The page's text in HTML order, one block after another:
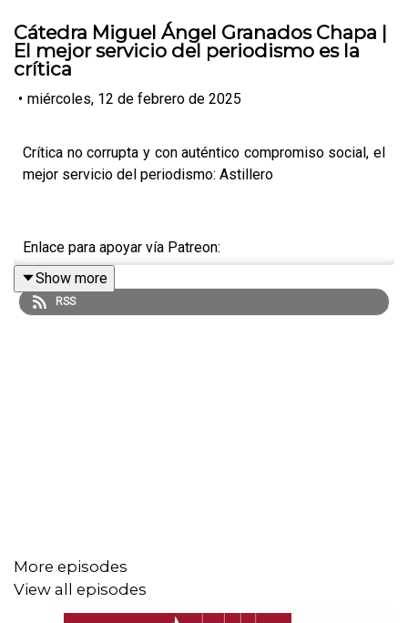
Cátedra Miguel Ángel Granados Chapa |
El mejor servicio del periodismo es la
crítica
• miércoles, 12 de febrero de 2025
Crítica no corrupta y con auténtico compromiso social, el
mejor servicio del periodismo: Astillero
Enlace para apoyar vía Patreon:
https://www.patreon.com/julioastillero
Tienda:
Show more
RSS
More episodes
View all episodes